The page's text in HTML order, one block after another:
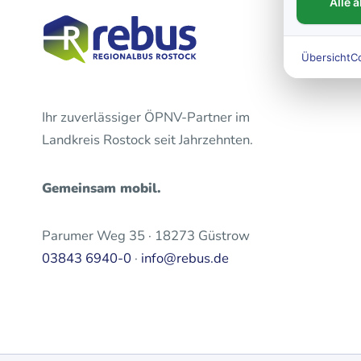
Ihr zuverlässiger ÖPNV-Partner im
Landkreis Rostock seit Jahrzehnten.
Gemeinsam mobil.
Parumer Weg 35 · 18273 Güstrow
03843 6940-0 · info@rebus.de
Übersicht